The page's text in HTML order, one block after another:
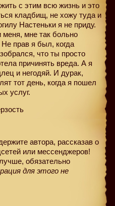
с этим всю жизнь и это
кладбищ, не хожу туда и
Настеньки я не приду.
меня, мне так больно
Не прав я был, когда
что ты просто
причинять вреда. А я
и негодяй. И дурак,
тот день, когда я пошел
услуг.
автора, рассказав о
или мессенджеров!
обязательно
для этого не